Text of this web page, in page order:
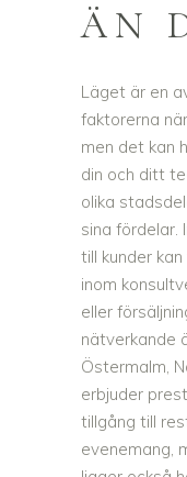
ÄN
Läget är en
faktorerna
men det kan
din och ditt
olika
sina fördelar.
till kunder
inom
eller
nätverkande
Östermalm,
erbjuder
tillgång till
evenemang,